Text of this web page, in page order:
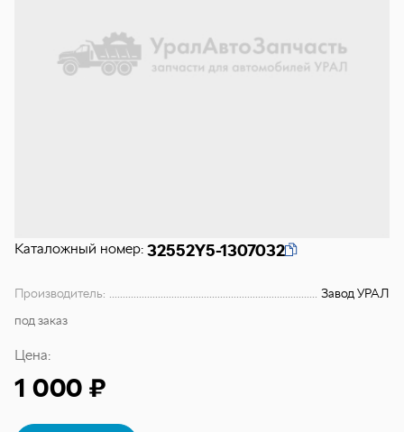
Каталожный номер: 32552Y5-1307032
Производитель:
Завод УРАЛ
под заказ
Цена:
1 000 ₽